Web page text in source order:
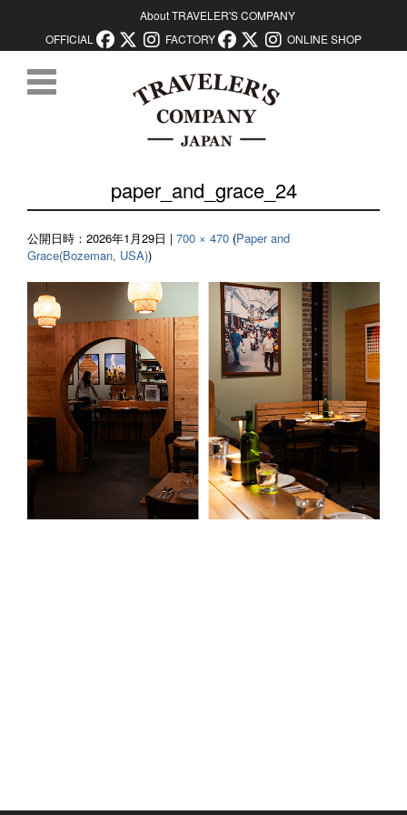
About TRAVELER'S COMPANY
OFFICIAL
FACTORY ONLINE SHOP
paper_and_grace_24
公開日時： 2026年1月29日 | 700 × 470 (Paper and
Grace(Bozeman, USA))